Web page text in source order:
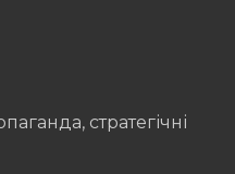
стратегічні